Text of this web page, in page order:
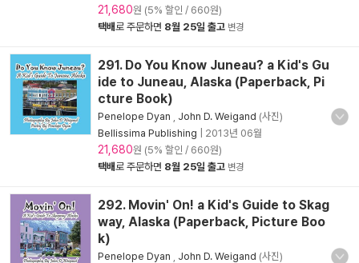
21,680원 (5% 할인 / 660원)
택배로 주문하면 8월 25일 출고 변경
291. Do You Know Juneau? a Kid's Gu
ide to Juneau, Alaska (Paperback, Pi
cture Book)
Penelope Dyan John D. Weigand (사진)
Bellissima Publishing
2013년 06월
21,680원 (5% 할인 / 660원)
택배로 주문하면 8월 25일 출고 변경
292. Movin' On! a Kid's Guide to Skag
way, Alaska (Paperback, Picture Boo
k)
Penelope Dyan John D. Weigand (사진)